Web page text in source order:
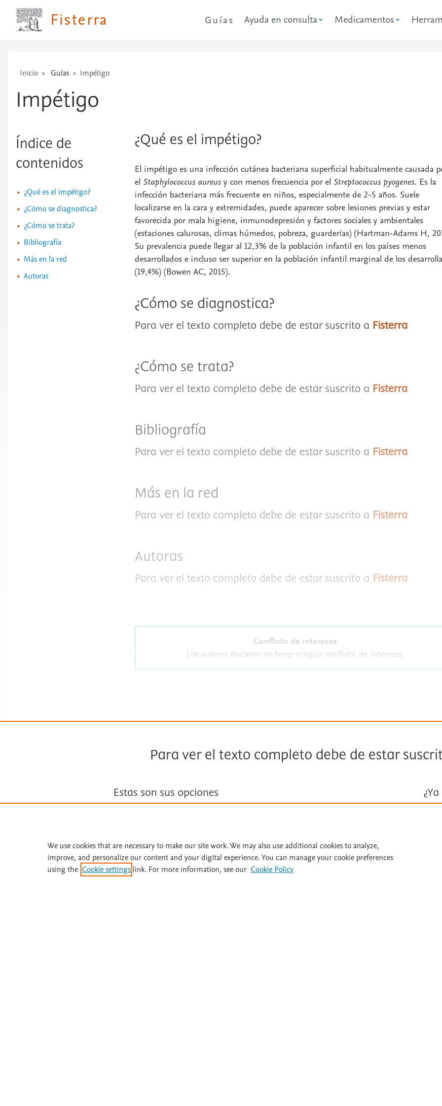
Fisterra Guías Ayuda en consulta Medicamentos
Inicio Guías Impétigo
Impétigo
Índice de
contenidos
¿Qué es el impétigo?
¿Cómo se diagnostica?
¿Cómo se trata?
Bibliografía
Más en la red
Autoras
¿Qué es el impétigo?
El impétigo es una infección cutánea bacteriana superficial habitualmente causada
el Staphylococcus aureus y con menos frecuencia por el Streptococcus pyogenes. Es la
infección bacteriana más frecuente en niños, especialmente de 2-5 años. Suele
localizarse en la cara y extremidades, puede aparecer sobre lesiones previas y estar
favorecida por mala higiene, inmunodepresión y factores sociales y ambientales
(estaciones calurosas, climas húmedos, pobreza, guarderías) (Hartman-Adams H,
Su prevalencia puede llegar al 12,3% de la población infantil en los países menos
desarrollados e incluso ser superior en la población infantil marginal de los
(19,4%) (Bowen AC, 2015).
¿Cómo se diagnostica?
Para ver el texto completo debe de estar suscrito a Fisterra
¿Cómo se trata?
Para ver el texto completo debe de estar suscrito a Fisterra
Bibliografía
Para ver el texto completo debe de estar suscrito a Fisterra
Más en la red
Para ver el texto completo debe de estar suscrito a Fisterra
Autoras
Para ver el texto completo debe de estar suscrito a Fisterra
Conflicto de intereses
Los autores declaran no tener ningún conflicto de intereses.
Para ver el texto completo debe de estar
Estas son sus opciones
Solicite una prueba gratuita
We use cookies that are necessary to make our site work. We may also use additional cookies to analyze,
improve, and personalize our content and your digital experience. You can manage your cookie preferences
using the Cookie settings link. For more information, see our Cookie Policy